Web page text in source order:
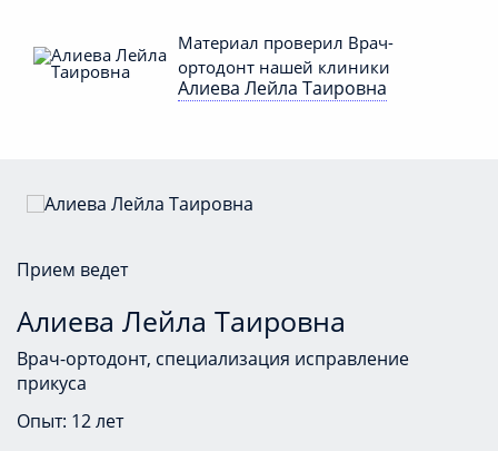
Материал проверил Врач-
ортодонт нашей клиники
Алиева Лейла Таировна
Прием ведет
Алиева Лейла Таировна
Врач-ортодонт, специализация исправление
прикуса
Опыт: 12 лет